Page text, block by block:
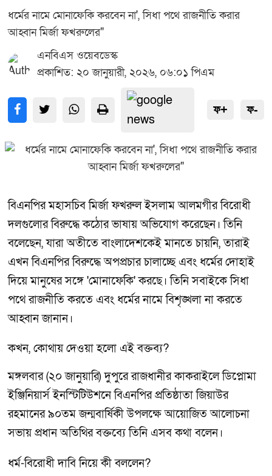
ধর্মের নামে মোনাফেকি করবেন না', সিধা পথে রাজনীতি করার
আহ্বান মির্জা ফখরুলের"
এনবিএস ওয়েবডেস্ক
প্রকাশিত: ২০ জানুয়ারী, ২০২৬, ০৬:০১ পিএম
ফ+ ফ-
বিএনপির মহাসচিব মির্জা ফখরুল ইসলাম আলমগীর বিরোধী
দলগুলোর বিরুদ্ধে কঠোর ভাষায় অভিযোগ করেছেন। তিনি
বলেছেন, যারা অতীতে বাংলাদেশকেই মানতে চায়নি, তারাই
এখন বিএনপির বিরুদ্ধে অপপ্রচার চালাচ্ছে এবং ধর্মের দোহাই
দিয়ে মানুষের সঙ্গে 'মোনাফেকি' করছে। তিনি সবাইকে সিধা
পথে রাজনীতি করতে এবং ধর্মের নামে বিশৃঙ্খলা না করতে
আহ্বান জানান।
কখন, কোথায় দেওয়া হলো এই বক্তব্য?
মঙ্গলবার (২০ জানুয়ারি) দুপুরে রাজধানীর কাকরাইলে ডিপ্লোমা
ইঞ্জিনিয়ার্স ইনস্টিটিউশনে বিএনপির প্রতিষ্ঠাতা জিয়াউর
রহমানের ৯০তম জন্মবার্ষিকী উপলক্ষে আয়োজিত আলোচনা
সভায় প্রধান অতিথির বক্তব্যে তিনি এসব কথা বলেন।
ধর্ম-বিরোধী দাবি নিয়ে কী বললেন?